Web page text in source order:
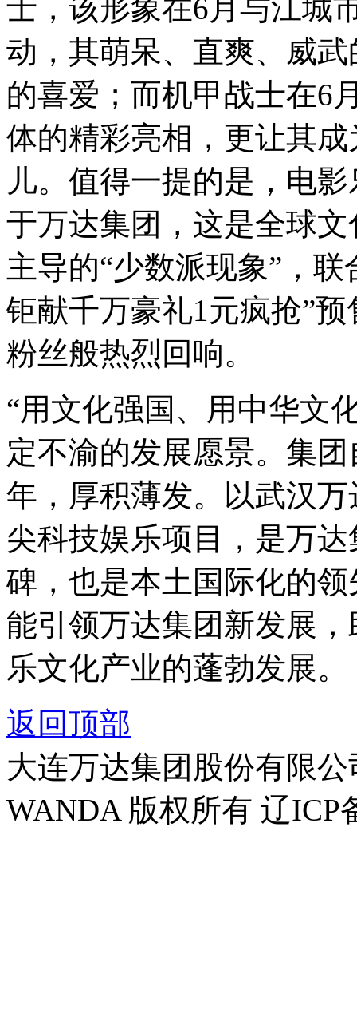
士，该形象在6月与江城
动，其萌呆、直爽、威
的喜爱；而机甲战士在6
体的精彩亮相，更让其
儿。值得一提的是，电
于万达集团，这是全球
主导的“少数派现象” ，
钜献千万豪礼1元疯抢”预
粉丝般热烈回响。
“用文化强国、用中华文
定不渝的发展愿景。集
年，厚积薄发。以武汉
尖科技娱乐项目，是万
碑，也是本土国际化的
能引领万达集团新发展
乐文化产业的蓬勃发展。
返回顶部
大连万达集团股份有限
WANDA 版权所有 辽ICP